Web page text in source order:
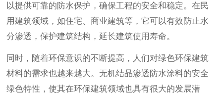
以提供可靠的防水保护，确保工程的安全和稳定。在民
用建筑领域，如住宅、商业建筑等，它可以有效防止水
分渗透，保护建筑结构，延长建筑使用寿命。
同时，随着环保意识的不断提高，人们对绿色环保建筑
材料的需求也越来越大。无机结晶渗透防水涂料的安全
绿色特性，使其在环保建筑领域也具有很大的发展潜